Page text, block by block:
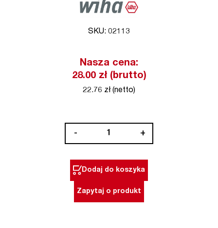
SKU: 02113
Nasza cena:
28.00 zł (brutto)
22.76 zł (netto)
-
młotka
25
+
Dodaj do koszyka
Zapytaj o produkt